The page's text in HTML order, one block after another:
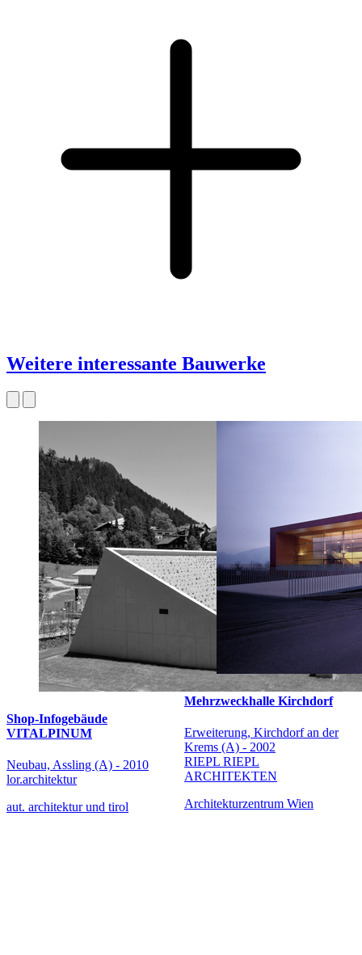
Weitere interessante Bauwerke
Shop-Infogebäude
VITALPINUM
Neubau, Assling (A) - 2010
lor.architektur
aut. architektur und tirol
Mehrzweckhalle Kirchdorf
Erweiterung, Kirchdorf an der
Krems (A) - 2002
RIEPL RIEPL
ARCHITEKTEN
Architekturzentrum Wien